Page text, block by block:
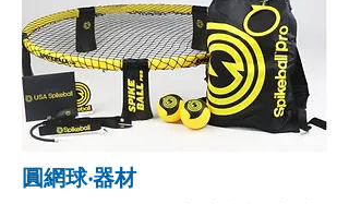
圓網球‧器材